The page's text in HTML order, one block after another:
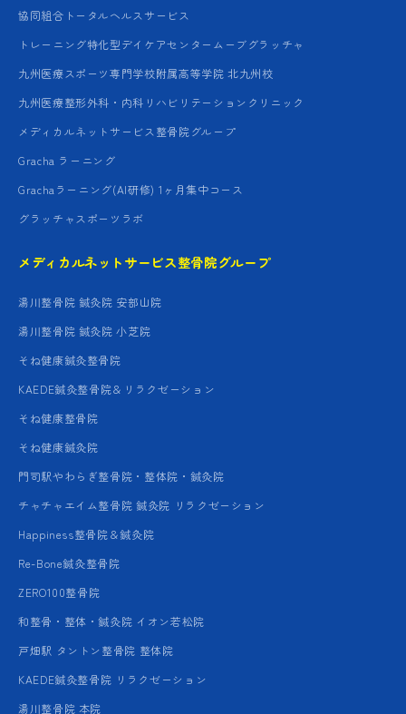
協同組合トータルヘルスサービス
トレーニング特化型デイケアセンタームーブグラッチャ
九州医療スポーツ専門学校附属高等学院 北九州校
九州医療整形外科・内科リハビリテーションクリニック
メディカルネットサービス整骨院グループ
Gracha ラーニング
Grachaラーニング(AI研修) 1ヶ月集中コース
グラッチャスポーツラボ
メディカルネットサービス整骨院グループ
湯川整骨院 鍼灸院 安部山院
湯川整骨院 鍼灸院 小芝院
そね健康鍼灸整骨院
KAEDE鍼灸整骨院＆リラクゼーション
そね健康整骨院
そね健康鍼灸院
門司駅やわらぎ整骨院・整体院・鍼灸院
チャチャエイム整骨院 鍼灸院 リラクゼーション
Happiness整骨院＆鍼灸院
Re-Bone鍼灸整骨院
ZERO100整骨院
和整骨・整体・鍼灸院 イオン若松院
戸畑駅 タントン整骨院 整体院
KAEDE鍼灸整骨院 リラクゼーション
湯川整骨院 本院